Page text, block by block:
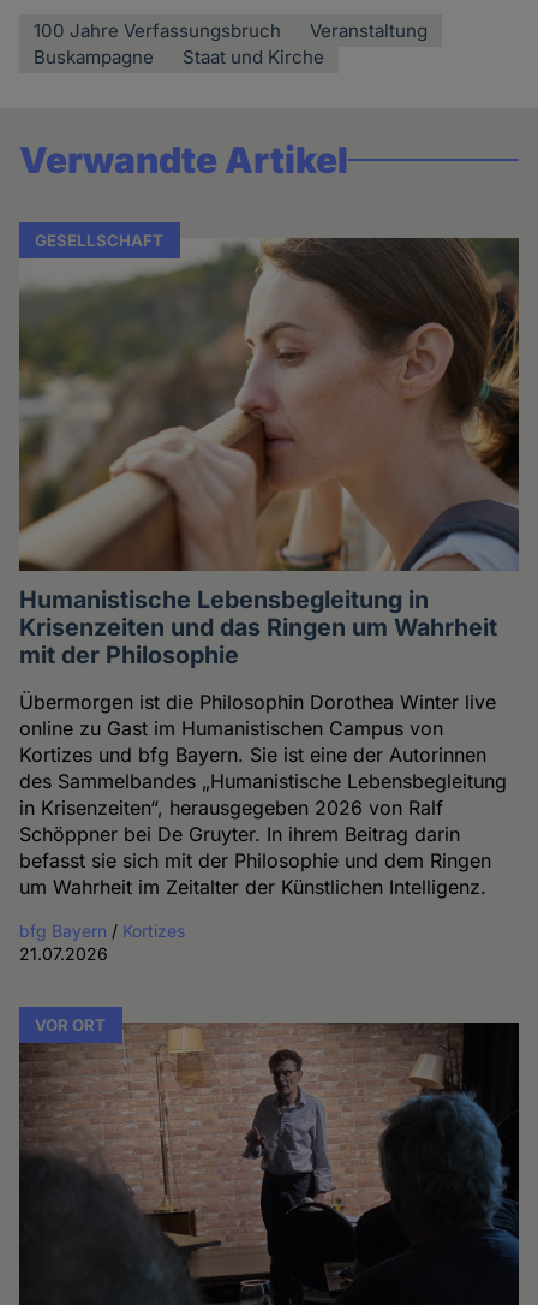
100 Jahre Verfassungsbruch
Veranstaltung
Buskampagne
Staat und Kirche
Verwandte Artikel
GESELLSCHAFT
Humanistische Lebensbegleitung in
Krisenzeiten und das Ringen um Wahrheit
mit der Philosophie
Übermorgen ist die Philosophin Dorothea Winter live
online zu Gast im Humanistischen Campus von
Kortizes und bfg Bayern. Sie ist eine der Autorinnen
des Sammelbandes „Humanistische Lebensbegleitung
in Krisenzeiten“, herausgegeben 2026 von Ralf
Schöppner bei De Gruyter. In ihrem Beitrag darin
befasst sie sich mit der Philosophie und dem Ringen
um Wahrheit im Zeitalter der Künstlichen Intelligenz.
bfg Bayern / Kortizes
21.07.2026
VOR ORT